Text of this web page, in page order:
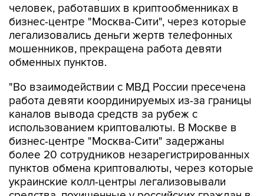
человек, работавших в криптообменниках в
бизнес-центре "Москва-Сити", через которые
легализовались деньги жертв телефонных
мошенников, прекращена работа девяти
обменных пунктов.
"Во взаимодействии с МВД России пресечена
работа девяти координируемых из-за границы
каналов вывода средств за рубеж с
использованием криптовалюты. В Москве в
бизнес-центре "Москва-Сити" задержаны
более 20 сотрудников незарегистрированных
пунктов обмена криптовалюты, через которые
украинские колл-центры легализовывали